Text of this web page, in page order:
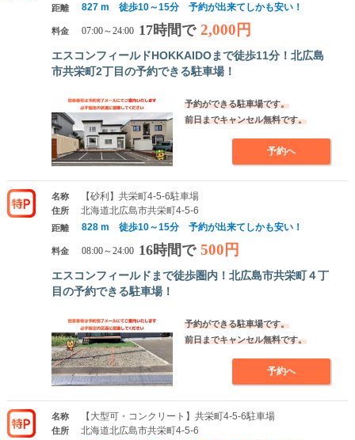
距離 827 m 徒歩10～15分 予約が出来てしかも安い！
料金 07:00～24:00 17時間で 2,000円
エスコンフィールドHOKKAIDOまで徒歩11分！北広島
市共栄町2丁目の予約できる駐車場！
予約ができる駐車場です。
前日までキャンセル無料です。
予約へ
名称 【砂利】共栄町4-5-6駐車場
住所 北海道北広島市共栄町4-5-6
距離 828 m 徒歩10～15分 予約が出来てしかも安い！
料金 08:00～24:00 16時間で 500円
エスコンフィールドまで徒歩圏内！北広島市共栄町４丁
目の予約できる駐車場！
予約ができる駐車場です。
前日までキャンセル無料です。
予約へ
名称 【大型可・コンクリート】共栄町4-5-6駐車場
住所 北海道北広島市共栄町4-5-6